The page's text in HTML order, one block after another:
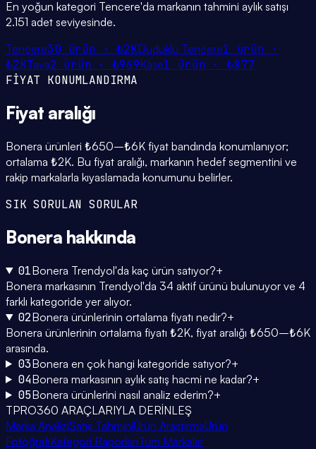
En yoğun kategori Tencere'da markanın tahmini aylık satışı
2.151 adet seviyesinde.
Tencere30ürün ·₺2KDüdüklü Tencere1 ürün ·
₺2KTava2 ürün ·₺969Kase1 ürün ·₺877
FİYAT KONUMLANDIRMA
Fiyat aralığı
Bonera ürünleri ₺650–₺6K fiyat bandında konumlanıyor;
ortalama ₺2K. Bu fiyat aralığı, markanın hedef segmentini ve
rakip markalarla kıyaslamada konumunu belirler.
SIK SORULAN SORULAR
Bonera hakkında
01Bonera Trendyol'da kaç ürün satıyor?+
Bonera markasının Trendyol'da 34 aktif ürünü bulunuyor ve 4
farklı kategoride yer alıyor.
02Bonera ürünlerinin ortalama fiyatı nedir?+
Bonera ürünlerinin ortalama fiyatı ₺2K, fiyat aralığı ₺650–₺6K
arasında.
03Bonera en çok hangi kategoride satıyor?+
04Bonera markasının aylık satış hacmi ne kadar?+
05Bonera ürünlerini nasıl analiz ederim?+
TPRO360 ARAÇLARIYLA DERİNLEŞ
Marka AnaliziSatış TahminiÜrün AraştırmaÜrün
FotoğrafıKategori RaporlarıTüm Markalar